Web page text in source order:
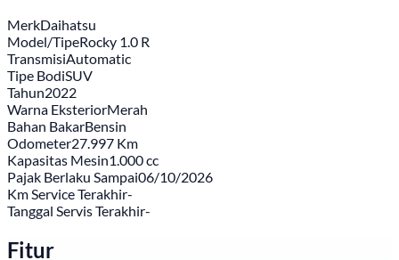
MerkDaihatsu
Model/TipeRocky 1.0 R
TransmisiAutomatic
Tipe BodiSUV
Tahun2022
Warna EksteriorMerah
Bahan BakarBensin
Odometer27.997 Km
Kapasitas Mesin1.000 cc
Pajak Berlaku Sampai06/10/2026
Km Service Terakhir-
Tanggal Servis Terakhir-
Fitur